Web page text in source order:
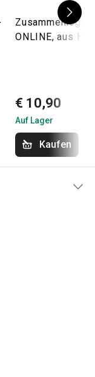
ONLINE, aus
€ 10,90
Auf Lager
Kaufen
ist für jeden,
und